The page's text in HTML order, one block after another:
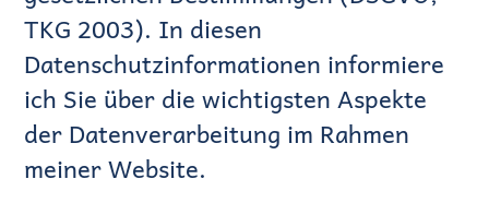
TKG 2003). In diesen
Datenschutzinformationen informiere
ich Sie über die wichtigsten Aspekte
der Datenverarbeitung im Rahmen
meiner Website.